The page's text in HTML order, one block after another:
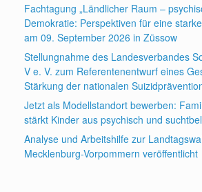
Fachtagung „Ländlicher Raum –
Demokratie: Perspektiven für eine
am 09. September 2026 in Züssow
Stellungnahme des Landesverbandes
V e. V. zum Referentenentwurf eines
Stärkung der nationalen
Jetzt als Modellstandort bewerben:
stärkt Kinder aus psychisch und
Analyse und Arbeitshilfe zur
Mecklenburg-Vorpommern veröffentlicht